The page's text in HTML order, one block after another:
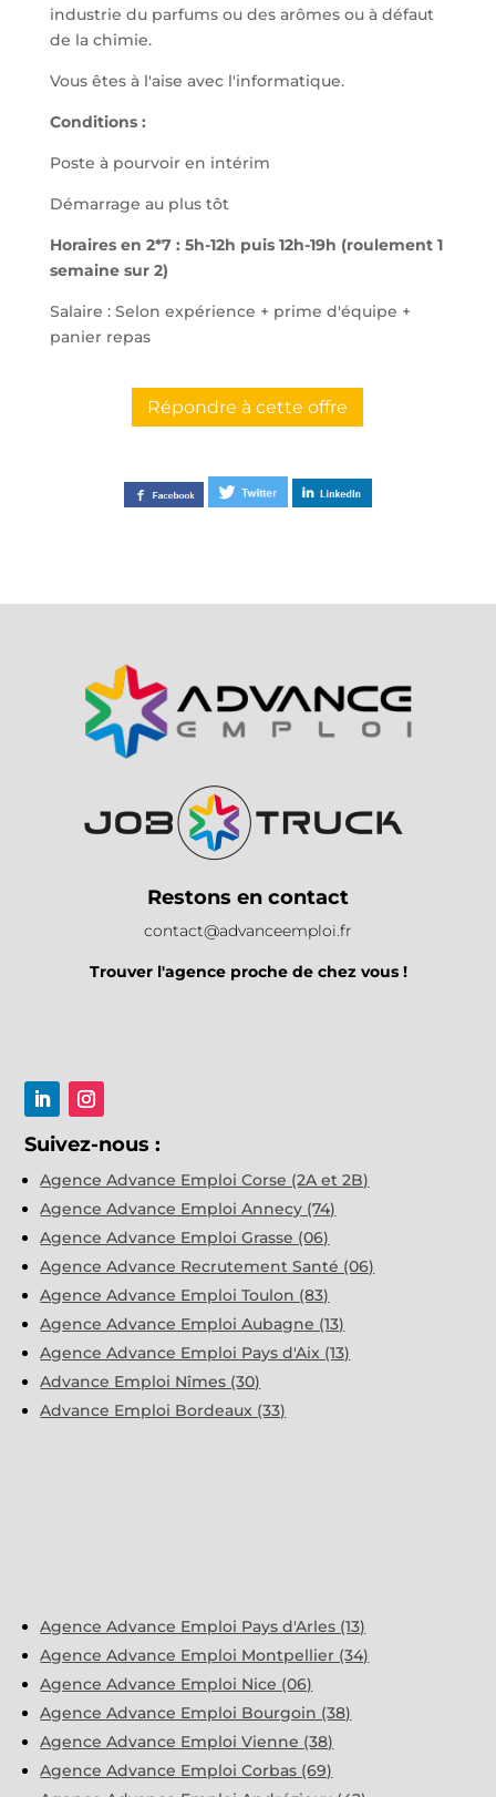
industrie du parfums ou des arômes ou à défaut
de la chimie.
Vous êtes à l'aise avec l'informatique.
Conditions :
Poste à pourvoir en intérim
Démarrage au plus tôt
Horaires en 2*7 : 5h-12h puis 12h-19h (roulement 1
semaine sur 2)
Salaire : Selon expérience + prime d'équipe +
panier repas
Répondre à cette offre
Restons en contact
contact@advanceemploi.fr
Trouver l'agence proche de chez vous !
Suivez-nous :
Agence Advance Emploi Corse (2A et 2B)
Agence Advance Emploi Annecy (74)
Agence Advance Emploi Grasse (06)
Agence Advance Recrutement Santé (06)
Agence Advance Emploi Toulon (83)
Agence Advance Emploi Aubagne (13)
Agence Advance Emploi Pays d'Aix (13)
Advance Emploi Nîmes (30)
Advance Emploi Bordeaux (33)
Agence Advance Emploi Pays d'Arles (13)
Agence Advance Emploi Montpellier (34)
Agence Advance Emploi Nice (06)
Agence Advance Emploi Bourgoin (38)
Agence Advance Emploi Vienne (38)
Agence Advance Emploi Corbas (69)